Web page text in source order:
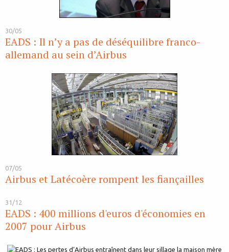
30/05
EADS : Il n’y a pas de déséquilibre franco-
allemand au sein d’Airbus
07/05
Airbus et Latécoère rompent les fiançailles
31/12
EADS : 400 millions d'euros d'économies en
2007 pour Airbus